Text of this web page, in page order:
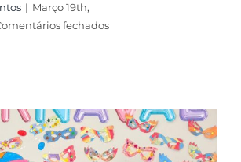
| Março 19th,
fechadosem
do
se
ao
Programa